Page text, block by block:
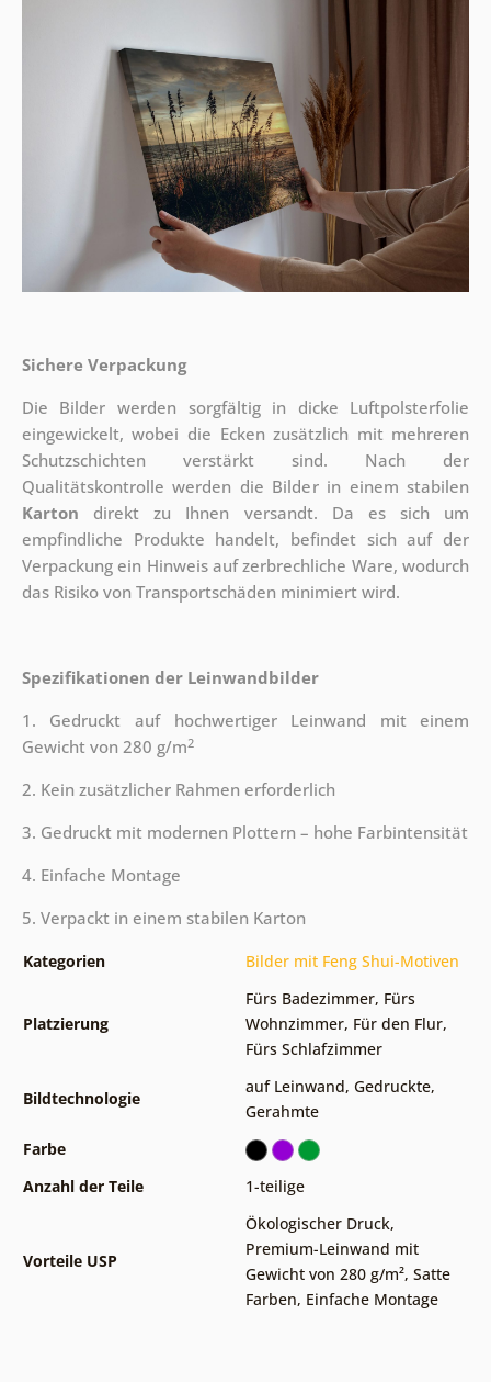
Sichere Verpackung
Die Bilder werden sorgfältig in dicke Luftpolsterfolie
eingewickelt, wobei die Ecken zusätzlich mit mehreren
Schutzschichten verstärkt sind. Nach der
Qualitätskontrolle werden die Bilder in einem stabilen
Karton direkt zu Ihnen versandt. Da es sich um
empfindliche Produkte handelt, befindet sich auf der
Verpackung ein Hinweis auf zerbrechliche Ware, wodurch
das Risiko von Transportschäden minimiert wird.
Spezifikationen der Leinwandbilder
1. Gedruckt auf hochwertiger Leinwand mit einem
Gewicht von 280 g/m2
2. Kein zusätzlicher Rahmen erforderlich
3. Gedruckt mit modernen Plottern – hohe Farbintensität
4. Einfache Montage
5. Verpackt in einem stabilen Karton
Kategorien Bilder mit Feng Shui-Motiven
Platzierung
Fürs Badezimmer, Fürs
Wohnzimmer, Für den Flur,
Fürs Schlafzimmer
Bildtechnologie
auf Leinwand, Gedruckte,
Gerahmte
Farbe
Anzahl der Teile
1-teilige
Vorteile USP
Ökologischer Druck,
Premium-Leinwand mit
Gewicht von 280 g/m², Satte
Farben, Einfache Montage